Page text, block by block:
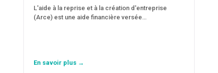
L'aide à la reprise et à la création d'entreprise
(Arce) est une aide financière versée…
En savoir plus →